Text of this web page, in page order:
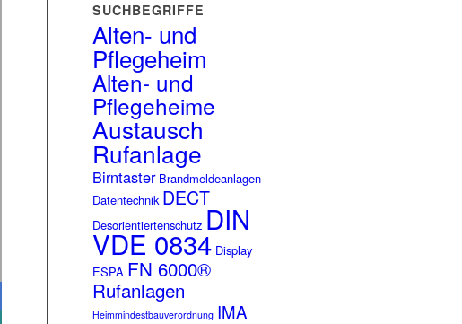
SUCHBEGRIFFE
Alten- und
Pflegeheim
Alten- und
Pflegeheime
Austausch
Rufanlage
Birntaster Brandmeldeanlagen
Datentechnik DECT
Desorientiertenschutz DIN
VDE 0834 Display
ESPA FN 6000®
Rufanlagen
Heimmindestbauverordnung IMA